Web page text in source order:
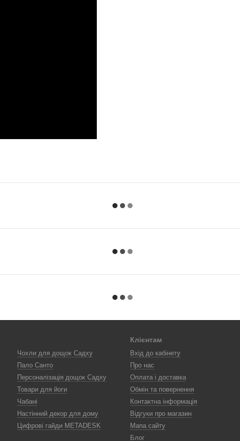
Чохли для дощок Садху
Пало Санто
Персоналізація дощок Садху
Товари для йоги
Чабані
Настінний декор для дому
Цифрові гайди METADESK
Клієнтам
Вхід до кабінету
Про нас
Оплата і доставка
Обмін та повернення
Контактна інформація
Відгуки про магазин
Мапа сайту
Блог